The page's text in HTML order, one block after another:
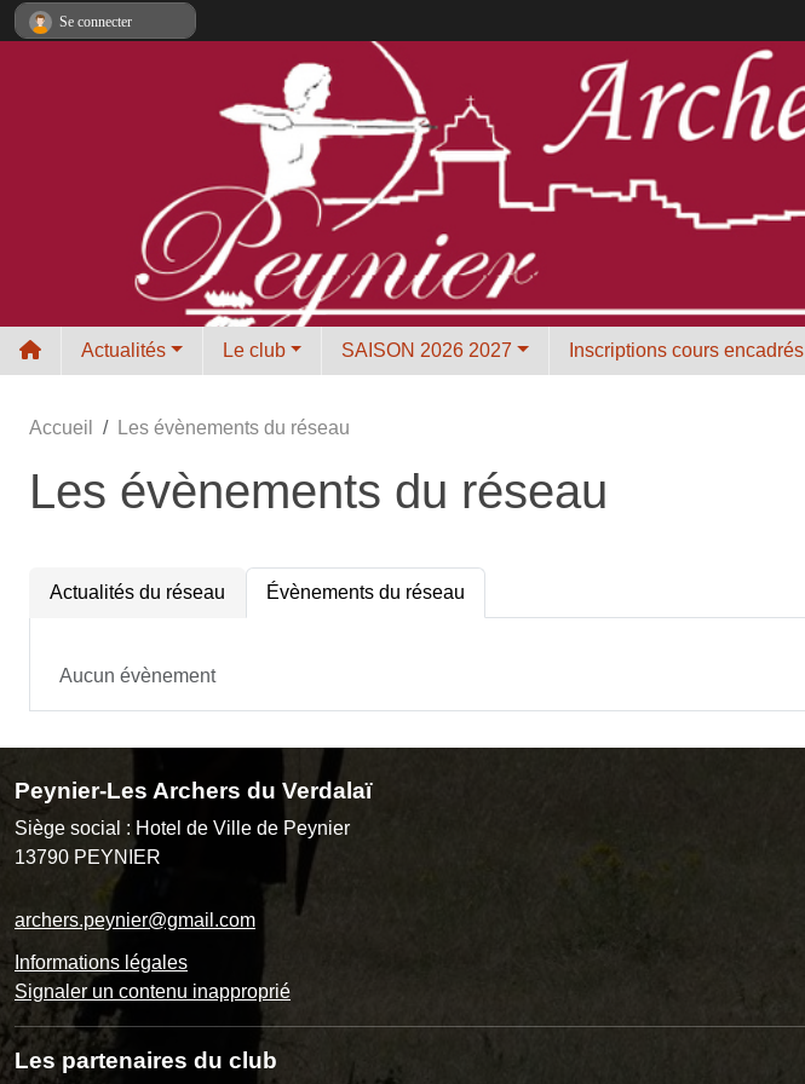
Actualités Le club SAISON 2026 2027 Inscriptions cours encadrés
Accueil Les évènements du réseau
Les évènements du réseau
Actualités du réseau Évènements du réseau
Aucun évènement
Peynier-Les Archers du Verdalaï
Siège social : Hotel de Ville de Peynier
13790 PEYNIER
archers.peynier@gmail.com
Informations légales
Signaler un contenu inapproprié
Les partenaires du club
Se connecter
Panneau de gestion des cookies